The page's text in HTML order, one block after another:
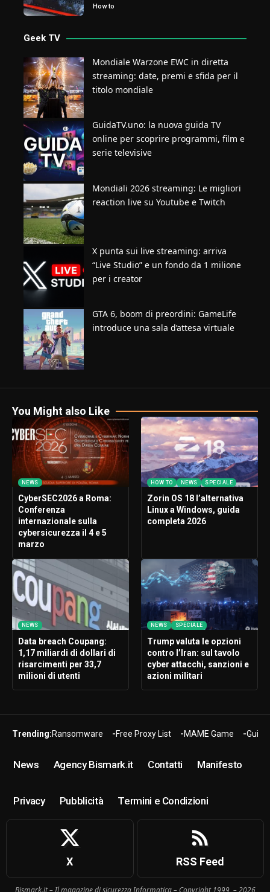
How to
Geek TV
Mondiale Warzone EWC in diretta
streaming: date, premi e sfida per il
titolo mondiale
GuidaTV.uno: la nuova guida TV
online per scoprire programmi, film e
serie televisive
Mondiali 2026 streaming: Le migliori
reaction live su Youtube e Twitch
X punta sui live streaming: arriva
“Live Studio” e un fondo da 1 milione
per i creator
GTA 6, boom di preordini: GameLife
introduce una sala d’attesa virtuale
You Might also Like
NEWS
CyberSEC2026 a Roma:
Conferenza
internazionale sulla
cybersicurezza il 4 e 5
marzo
HOW TO NEWS SPECIALE
Zorin OS 18 l’alternativa
Linux a Windows, guida
completa 2026
NEWS
Data breach Coupang:
1,17 miliardi di dollari di
risarcimenti per 33,7
milioni di utenti
NEWS SPECIALE
Trump valuta le opzioni
contro l’Iran: sul tavolo
cyber attacchi, sanzioni e
azioni militari
Trending:Ransomware Free Proxy List MAME Game Guide
News Agency Bismark.it Contatti Manifesto
Privacy Pubblicità Termini e Condizioni
X RSS Feed